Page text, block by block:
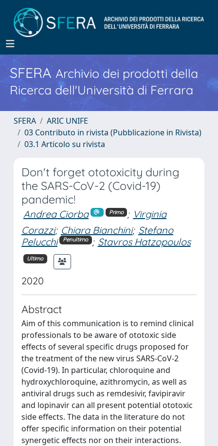
SFERA Archivio dei prodotti della
Ricerca dell'Università di Ferrara
SFERA
ARIC UNIFE
03 Contributo in rivista (Pubblicazione in Rivista)
03.1 Articolo su rivista
Don't forget ototoxicity during
the SARS-CoV-2 (Covid-19)
pandemic!
Andrea Ciorba Primo ; Virginia
Corazzi; Chiara Bianchini; Stefano
Pelucchi
Penultimo ; Stavros Hatzopoulos
Ultimo
2020
Abstract
Aim of this communication is to remind clinical
professionals to be aware of ototoxic side
effects of several specific drugs proposed for
the treatment of the new virus SARS-CoV-2
(Covid-19). In particular, chloroquine and
hydroxychloroquine, azithromycin, as well as
antiviral drugs such as remdesivir, favipiravir
and lopinavir can all present potential ototoxic
side effects. The data in the literature do not
offer specific information on their potential
synergetic effects nor on their interactions.